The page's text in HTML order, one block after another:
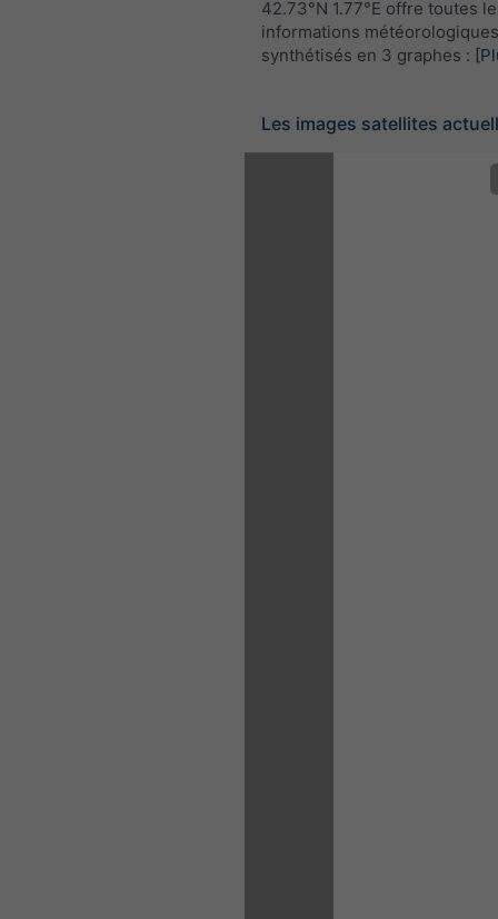
42.73°N 1.77°E offre toutes
informations météorologiques
synthétisés en 3 graphes :
Les images satellites